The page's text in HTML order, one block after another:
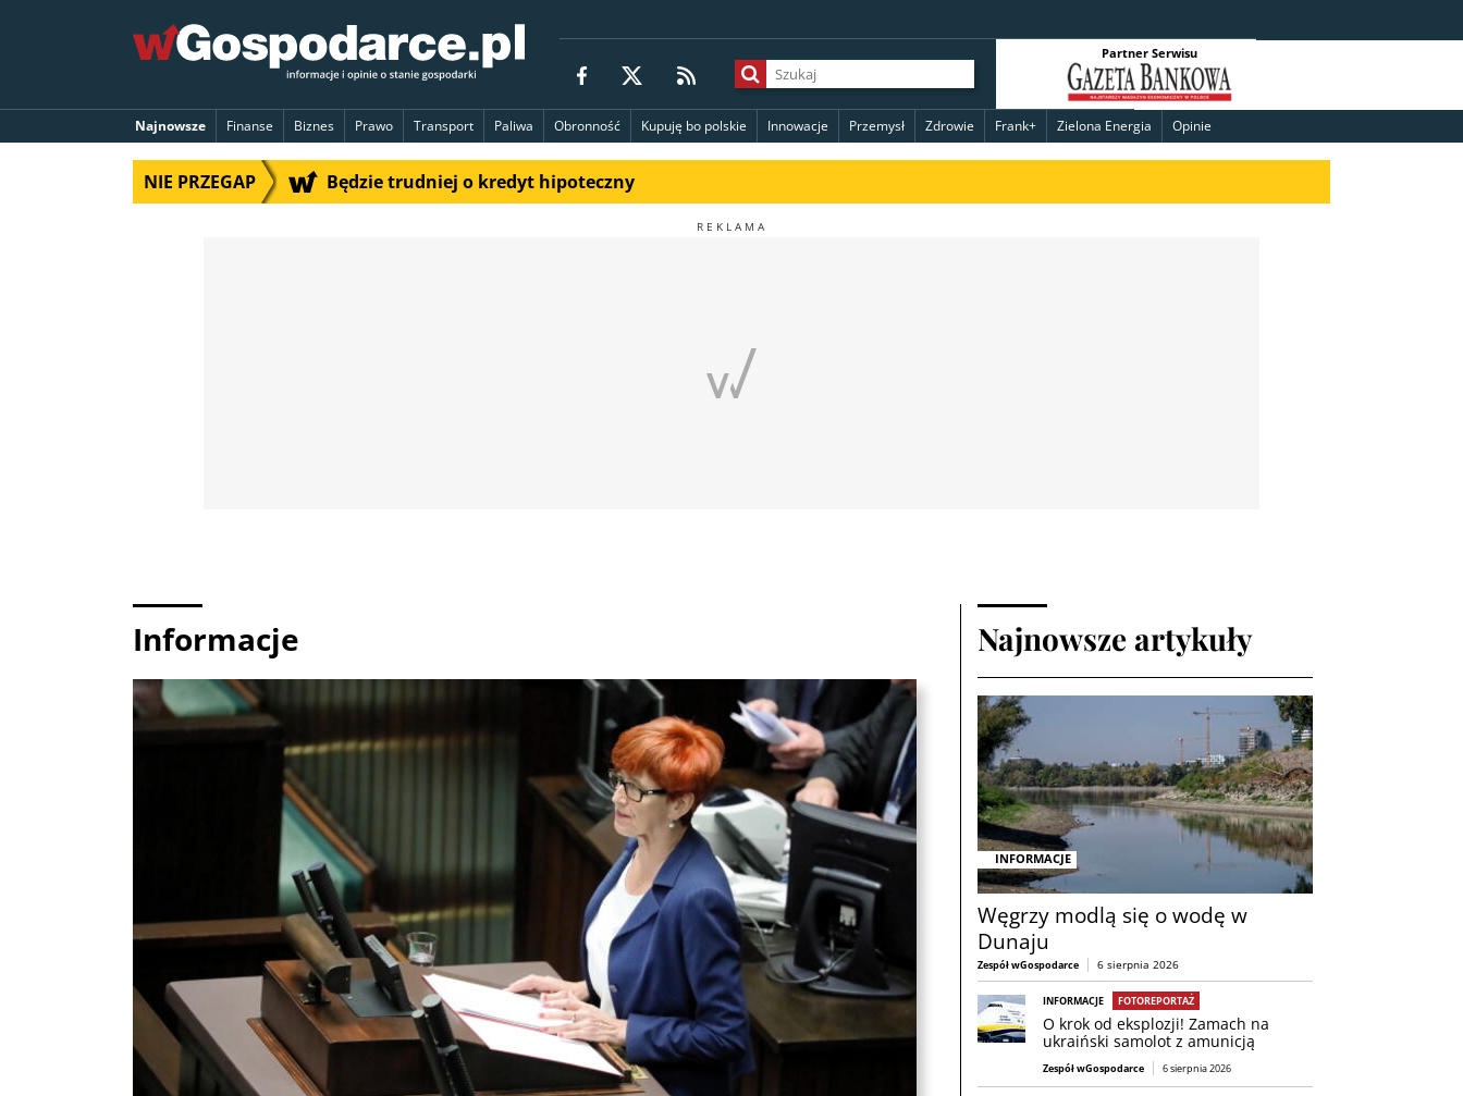
Partner Serwisu
Najnowsze Finanse Biznes Prawo Transport Paliwa Obronność Kupuję bo polskie Innowacje Przemysł Zdrowie Frank+ Zielona Energia Opinie
NIE PRZEGAP Będzie trudniej o kredyt hipoteczny
Informacje Najnowsze artykuły
INFORMACJE
Węgrzy modlą się o wodę w
Dunaju
Zespół wGospodarce 6 sierpnia 2026
INFORMACJE FOTOREPORTAŻ
O krok od eksplozji! Zamach na
ukraiński samolot z amunicją
Zespół wGospodarce 6 sierpnia 2026